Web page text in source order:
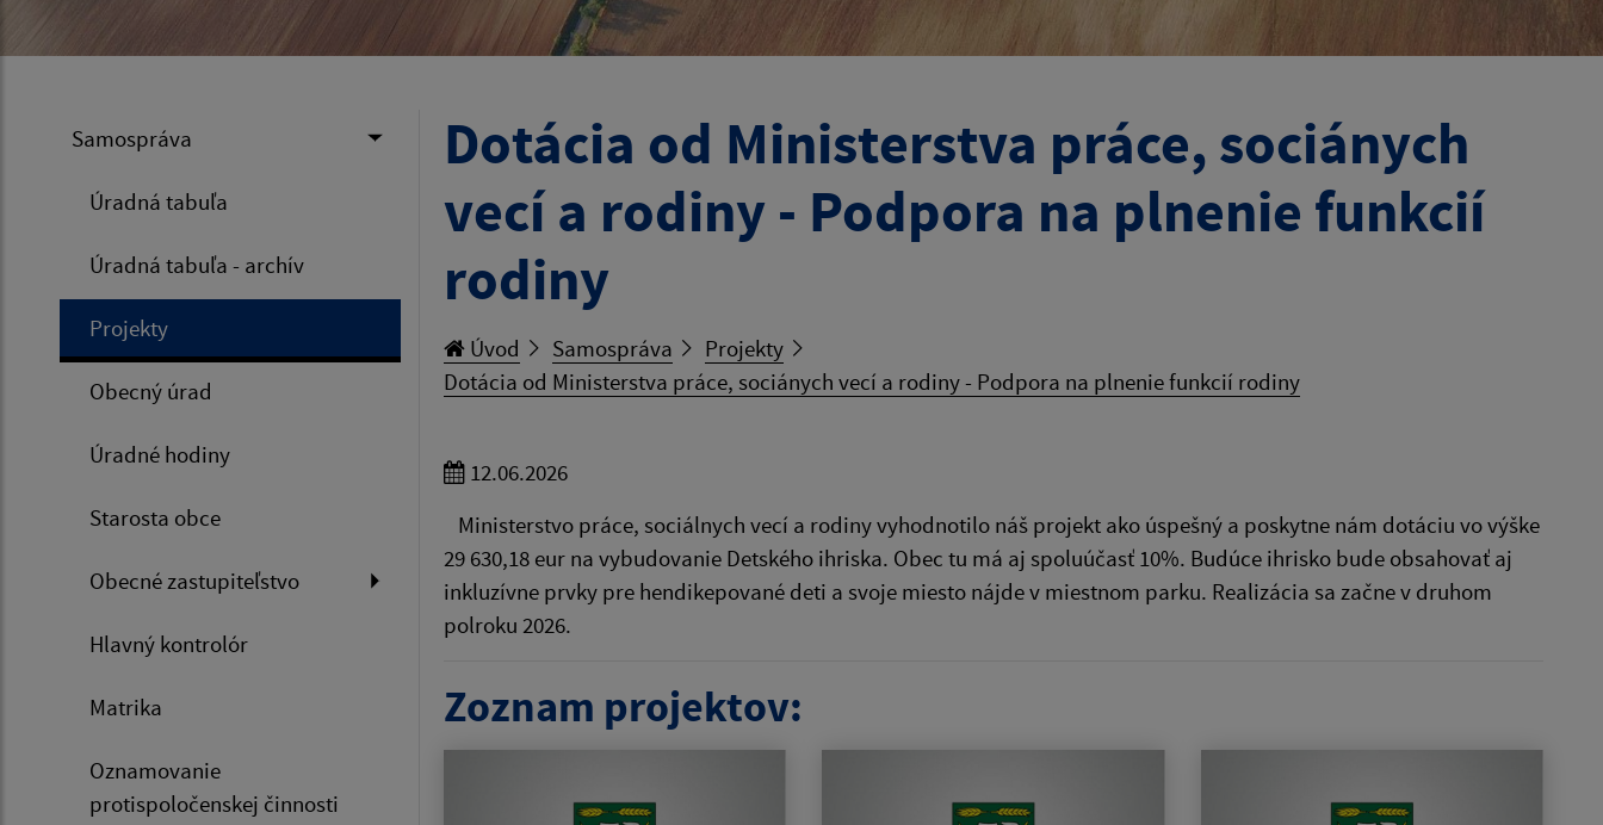
Samospráva
Úradná tabuľa
Úradná tabuľa - archív
Projekty
Obecný úrad
Úradné hodiny
Starosta obce
Obecné zastupiteľstvo
Hlavný kontrolór
Matrika
Oznamovanie
protispoločenskej činnosti
Dotácia od Ministerstva práce, sociánych
vecí a rodiny - Podpora na plnenie funkcií
rodiny
Úvod Samospráva
Projekty
Dotácia od Ministerstva práce, sociánych vecí a rodiny - Podpora na plnenie funkcií rodiny
12.06.2026
Ministerstvo práce, sociálnych vecí a rodiny vyhodnotilo náš projekt ako úspešný a poskytne nám dotáciu vo výške
29 630,18 eur na vybudovanie Detského ihriska. Obec tu má aj spoluúčasť 10%. Budúce ihrisko bude obsahovať aj
inkluzívne prvky pre hendikepované deti a svoje miesto nájde v miestnom parku. Realizácia sa začne v druhom
polroku 2026.
Zoznam projektov: